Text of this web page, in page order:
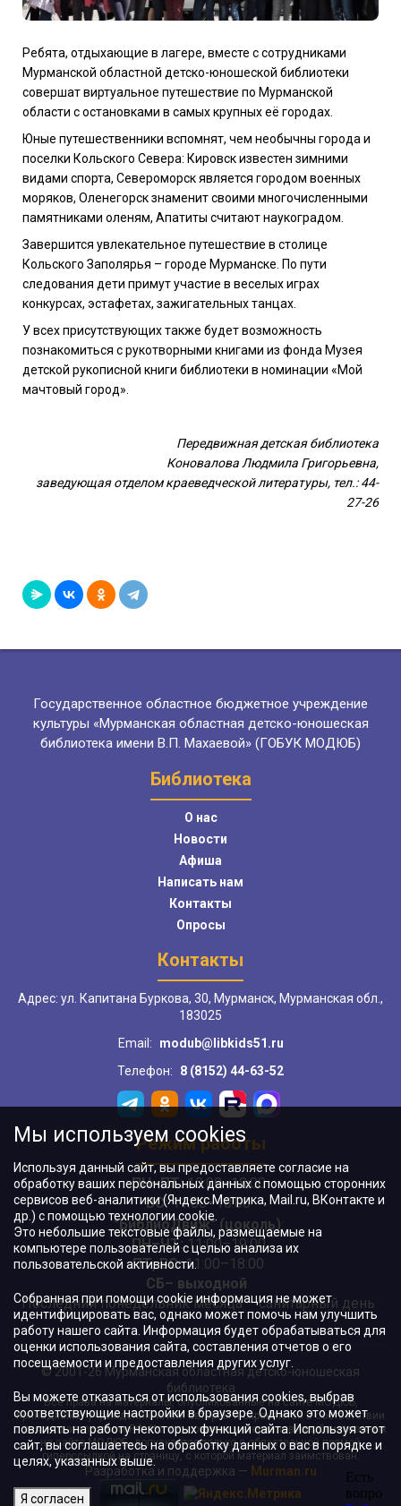
Ребята, отдыхающие в лагере, вместе с сотрудниками
Мурманской областной детско-юношеской библиотеки
совершат виртуальное путешествие по Мурманской
области с остановками в самых крупных её городах.
Юные путешественники вспомнят, чем необычны города и
поселки Кольского Севера: Кировск известен зимними
видами спорта, Североморск является городом военных
моряков, Оленегорск знаменит своими многочисленными
памятниками оленям, Апатиты считают наукоградом.
Завершится увлекательное путешествие в столице
Кольского Заполярья – городе Мурманске. По пути
следования дети примут участие в веселых играх
конкурсах, эстафетах, зажигательных танцах.
У всех присутствующих также будет возможность
познакомиться с рукотворными книгами из фонда Музея
детской рукописной книги библиотеки в номинации «Мой
мачтовый город».
Передвижная детская библиотека
Коновалова Людмила Григорьевна,
заведующая отделом краеведческой литературы, тел.: 44-
27-26
Государственное областное бюджетное учреждение
культуры «Мурманская областная детско-юношеская
библиотека имени В.П. Махаевой» (ГОБУК МОДЮБ)
Библиотека
О нас
Новости
Афиша
Написать нам
Контакты
Опросы
Контакты
Адрес: ул. Капитана Буркова, 30, Мурманск, Мурманская обл.,
183025
Email:
modub@libkids51.ru
Телефон:
8 (8152) 44-63-52
Режим работы
ПН–ПТ:10:00–18:00
ВС:11:00–18:00
"БиблиоДвиж" (цоколь):
ПН–ЧТ:11:00–19:00
ПТ, ВС:11:00–18:00
СБ– выходной
Последний понедельник месяца – санитарный день
© 2001-26 Мурманская областная детско-юношеская
библиотека
Все права на материалы, опубликованные на сайте МОДЮБ,
принадлежат учреждению и/или авторам и охраняются в соответствии
с законодательством РФ. Использование материалов, опубликованных
на сайте МОДЮБ, допускается только с обязательной прямой
гиперссылкой на страницу, с которой материал заимствован.
Разработка и поддержка — Murman.ru
Мы используем cookies
Используя данный сайт, вы предоставляете согласие на
обработку ваших персональных данных с помощью сторонних
сервисов веб-аналитики (Яндекс.Метрика, Mail.ru, ВКонтакте и
др.) с помощью технологии cookie.
Это небольшие текстовые файлы, размещаемые на
компьютере пользователей с целью анализа их
пользовательской активности.
Собранная при помощи cookie информация не может
идентифицировать вас, однако может помочь нам улучшить
работу нашего сайта. Информация будет обрабатываться для
оценки использования сайта, составления отчетов о его
посещаемости и предоставления других услуг.
Вы можете отказаться от использования cookies, выбрав
соответствующие настройки в браузере. Однако это может
повлиять на работу некоторых функций сайта. Используя этот
сайт, вы соглашаетесь на обработку данных о вас в порядке и
целях, указанных выше.
Я согласен